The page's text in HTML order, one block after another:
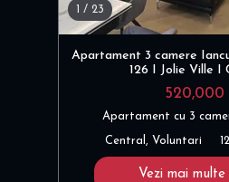
1 / 23
Apartament 3 camere
126 I Jolie Ville I
520,000
Apartament cu 3
Central, Voluntari
Vezi mai